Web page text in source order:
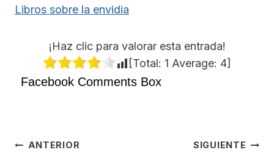
Libros sobre la envidia
¡Haz clic para valorar esta entrada!
[Total: 1 Average: 4]
Facebook Comments Box
Navegación
ANTERIOR SIGUIENTE